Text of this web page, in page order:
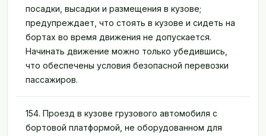
посадки, высадки и размещения в кузове;
предупреждает, что стоять в кузове и сидеть на
бортах во время движения не допускается.
Начинать движение можно только убедившись,
что обеспечены условия безопасной перевозки
пассажиров.
154. Проезд в кузове грузового автомобиля с
бортовой платформой, не оборудованном для